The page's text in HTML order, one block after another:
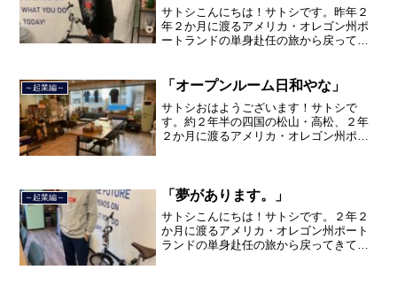
サトシこんにちは！サトシです。昨年２
年２か月に渡るアメリカ・オレゴン州ポ
ートランドの単身赴任の旅から戻ってき
で２３年間のサラリーマン人生を卒業
し、東京都品川区南大井で不...
～起業編～ 「オープンルーム日和やな」
サトシおはようございます！サトシで
す。約２年半の四国の松山・高松、２年
２か月に渡るアメリカ・オレゴン州ポー
て、２０２１年３月９日より東...
～起業編～ 「夢があります。」
サトシこんにちは！サトシです。２年２
か月に渡るアメリカ・オレゴン州ポート
ランドの単身赴任の旅から戻ってきて、